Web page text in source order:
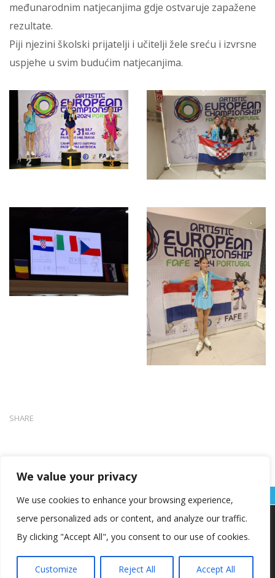
We value your privacy
We use cookies to enhance your browsing experience,
serve personalized ads or content, and analyze our traffic.
By clicking "Accept All", you consent to our use of cookies.
Customize Reject All Accept All
međunarodnim natjecanjima gdje ostvaruje zapažene
rezultate.
Piji njezini školski prijatelji i učitelji žele sreću i izvrsne
uspjehe u svim budućim natjecanjima.
SHARE
Copyright © OŠ Kajzerica
Koristimo kolačiće kako bismo vam pružili najbolje iskustvo na
našoj web stranici.
Informacije o kolačićima koje koristimo ili opcije za
Prihvaćam